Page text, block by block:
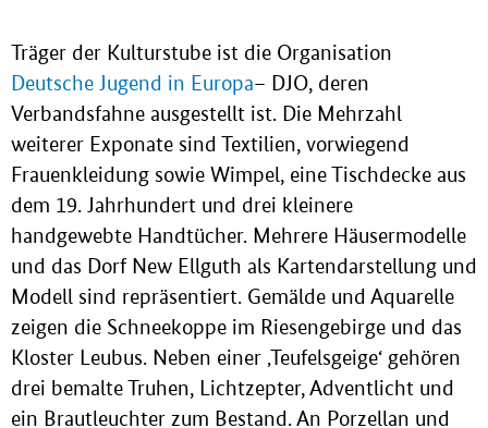
Träger der Kulturstube ist die Organisation
Deutsche Jugend in Europa– DJO, deren
Verbandsfahne ausgestellt ist. Die Mehrzahl
weiterer Exponate sind Textilien, vorwiegend
Frauenkleidung sowie Wimpel, eine Tischdecke aus
dem 19. Jahrhundert und drei kleinere
handgewebte Handtücher. Mehrere Häusermodelle
und das Dorf New Ellguth als Kartendarstellung und
Modell sind repräsentiert. Gemälde und Aquarelle
zeigen die Schneekoppe im Riesengebirge und das
Kloster Leubus. Neben einer ‚Teufelsgeige‘ gehören
drei bemalte Truhen, Lichtzepter, Adventlicht und
ein Brautleuchter zum Bestand. An Porzellan und